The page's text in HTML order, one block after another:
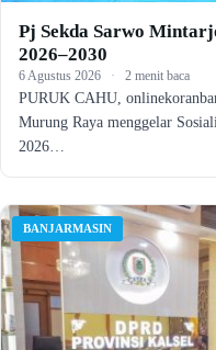
Pj Sekda Sarwo
2026–2030
6 Agustus 2026 · 2 menit baca
PURUK CAHU,
Murung Raya menggelar
2026…
BANJARMASIN